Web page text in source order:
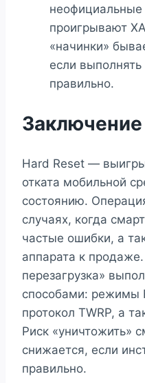
неофициальные
проигрывают
«начинки»
если выполнять
правильно.
Заключение
Hard Reset —
отката мобильной
состоянию.
случаях, когда
частые ошибки, а
аппарата к
перезагрузка»
способами: режимы
протокол TWRP, а
Риск «уничтожить»
снижается, если
правильно.